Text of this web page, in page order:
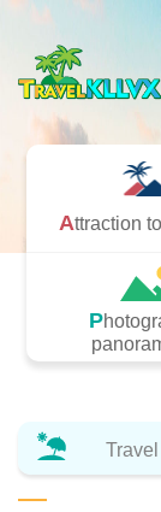
Attraction
Photographie
Travel